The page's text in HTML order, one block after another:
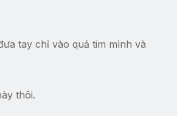
tay chỉ vào quả tim mình và
thôi.